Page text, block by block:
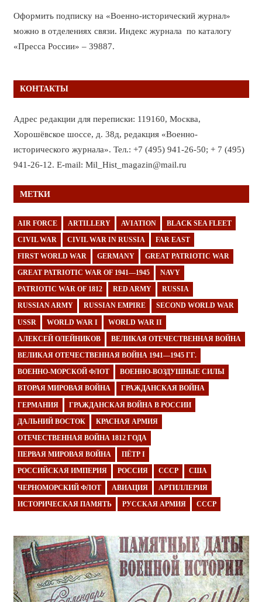
Оформить подписку на «Военно-исторический журнал»
можно в отделениях связи. Индекс журнала по каталогу
«Пресса России» – 39887.
КОНТАКТЫ
Адрес редакции для переписки: 119160, Москва,
Хорошёвское шоссе, д. 38д, редакция «Военно-
исторического журнала». Тел.: +7 (495) 941-26-50; + 7 (495)
941-26-12. E-mail: Mil_Hist_magazin@mail.ru
МЕТКИ
AIR FORCE ARTILLERY AVIATION BLACK SEA FLEET
CIVIL WAR CIVIL WAR IN RUSSIA FAR EAST
FIRST WORLD WAR GERMANY GREAT PATRIOTIC WAR
GREAT PATRIOTIC WAR OF 1941—1945 NAVY
PATRIOTIC WAR OF 1812 RED ARMY RUSSIA
RUSSIAN ARMY RUSSIAN EMPIRE SECOND WORLD WAR
USSR WORLD WAR I WORLD WAR II
АЛЕКСЕЙ ОЛЕЙНИКОВ ВЕЛИКАЯ ОТЕЧЕСТВЕННАЯ ВОЙНА
ВЕЛИКАЯ ОТЕЧЕСТВЕННАЯ ВОЙНА 1941—1945 ГГ.
ВОЕННО-МОРСКОЙ ФЛОТ ВОЕННО-ВОЗДУШНЫЕ СИЛЫ
ВТОРАЯ МИРОВАЯ ВОЙНА ГРАЖДАНСКАЯ ВОЙНА
ГЕРМАНИЯ ГРАЖДАНСКАЯ ВОЙНА В РОССИИ
ДАЛЬНИЙ ВОСТОК КРАСНАЯ АРМИЯ
ОТЕЧЕСТВЕННАЯ ВОЙНА 1812 ГОДА
ПЕРВАЯ МИРОВАЯ ВОЙНА ПЁТР I
РОССИЙСКАЯ ИМПЕРИЯ РОССИЯ СССР США
ЧЕРНОМОРСКИЙ ФЛОТ АВИАЦИЯ АРТИЛЛЕРИЯ
ИСТОРИЧЕСКАЯ ПАМЯТЬ РУССКАЯ АРМИЯ СССР